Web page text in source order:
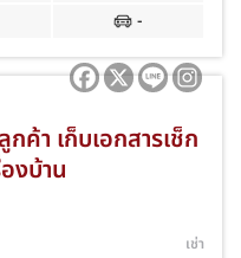
-
ค้า เก็บเอกสารเช็ก
งบ้าน
เช่า